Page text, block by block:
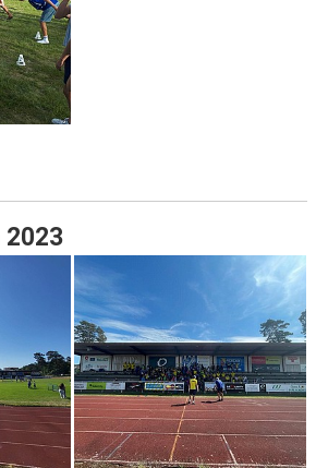
2023